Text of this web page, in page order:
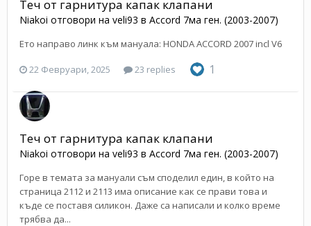
Теч от гарнитура капак клапани
Niakoi отговори на veli93 в Accord 7ма ген. (2003-2007)
Ето направо линк към мануала: HONDA ACCORD 2007 incl V6
22 Февруари, 2025 23 replies 1
Теч от гарнитура капак клапани
Niakoi отговори на veli93 в Accord 7ма ген. (2003-2007)
Горе в темата за мануали съм споделил един, в който на
страница 2112 и 2113 има описание как се прави това и
къде се поставя силикон. Даже са написали и колко време
трябва да...